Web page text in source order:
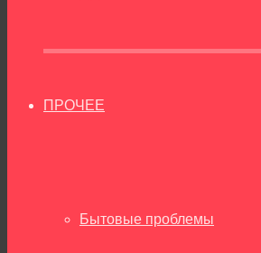
ПРОЧЕЕ
Бытовые проблемы